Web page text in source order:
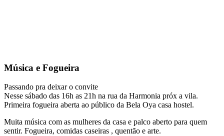
Música e Fogueira
Passando pra deixar o convite
Nesse sábado das 16h as 21h na rua da Harmonia próx a vila.
Primeira fogueira aberta ao público da Bela Oya casa hostel.
Muita música com as mulheres da casa e palco aberto para quem
sentir. Fogueira, comidas caseiras , quentão e arte.